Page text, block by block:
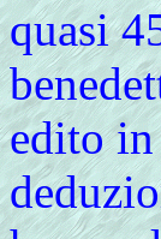
quasi
edito in